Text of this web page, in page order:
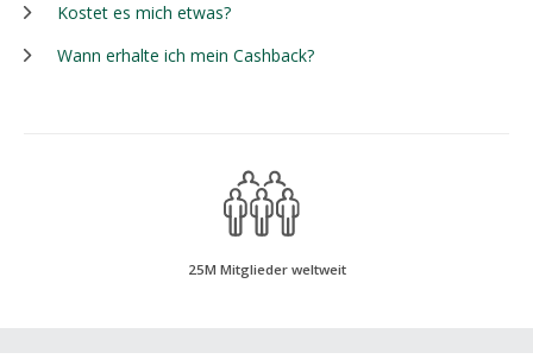
Kostet es mich etwas?
Wann erhalte ich mein Cashback?
25M Mitglieder weltweit